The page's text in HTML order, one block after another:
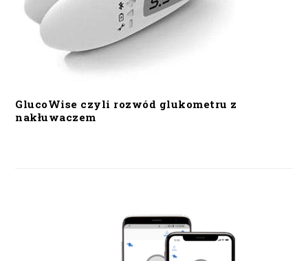
GlucoWise czyli rozwód glukometru z
nakłuwaczem